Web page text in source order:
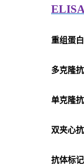
重组蛋
多克隆
单克隆
双夹心
抗体标